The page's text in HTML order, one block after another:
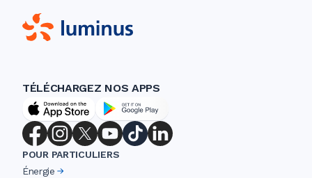
TÉLÉCHARGEZ NOS APPS
POUR PARTICULIERS
Énergie